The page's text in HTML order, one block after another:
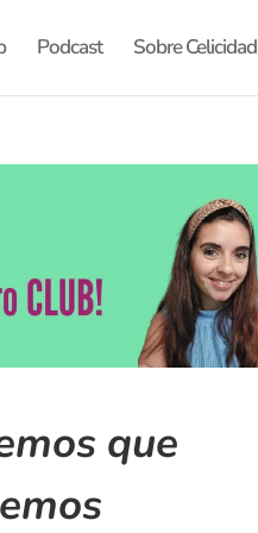
Podcast Sobre Celicidad
que